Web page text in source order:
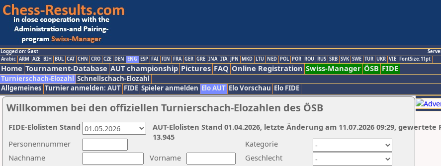
Logged on: Gast
Arabic ARM AZE BIH BUL CAT CHN CRO CZE DEN ENG ESP FAI FIN FRA GER GRE INA ITA JPN MKD LTU NED POL POR ROU RUS SRB SVK SWE TUR UKR VIE FontSize:11pt
Home Tournament-Database AUT championship Pictures FAQ Online Registration Swiss-Manager ÖSB FIDE
Turnierschach-Elozahl Schnellschach-Elozahl
Allgemeines Turnier anmelden: AUT FIDE Spieler anmelden Elo AUT Elo Vorschau Elo FIDE
Willkommen bei den offiziellen Turnierschach-Elozahlen des ÖSB
Nachname
Vorname
Kategorie
Personennummer
Geschlecht
AUT-Elolisten Stand 01.04.2026, letzte Änderung am 11.07.2026 09:29, gewertete
13.945
FIDE-Elolisten Stand